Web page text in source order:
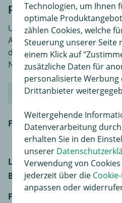
passende Fahrzeuge
Unter der Marke Land Rover
Autobauer Rover seine
der indische
Namensrechte an Rover.
Land Rover RANGE
Fahrzeugmodell
Leistung
Baujahr
Fahrzeugmodell
Technologien, um Ihnen
optimale
zählen Cookies, welche
Steuerung unserer Seite
einem Klick auf
zusätzliche Daten für
personalisierte
Drittanbieter
Weitergehende
Datenverarbeitung
erhalten Sie in den
unserer
Verwendung von
jederzeit über die
anpassen oder